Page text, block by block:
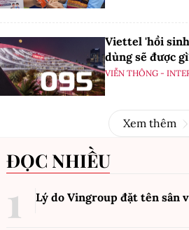
Viettel 'hồi
dùng sẽ được
VIỄN THÔNG -
Xem thêm
ĐỌC NHIỀU
Lý do Vingroup đặt tên sân